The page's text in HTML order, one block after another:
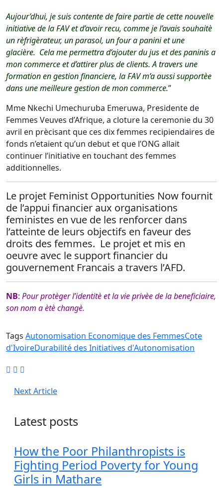
Aujour’dhui, je suis contente de faire partie de cette nouvelle
initiative de la FAV et d’avoir recu, comme je l’avais souhaitè
un rèfrigèrateur, un parasol, un four a panini et une
glacière. Cela me permettra d’ajouter du jus et des paninis a
mon commerce et d’attirer plus de clients. A travers une
formation en gestion financiere, la FAV m’a aussi supportèe
dans une meilleure gestion de mon commerce.”
Mme Nkechi Umechuruba Emeruwa, Presidente de
Femmes Veuves d’Afrique, a cloture la ceremonie du 30
avril en prècisant que ces dix femmes recipiendaires de
fonds n’etaient qu’un debut et que l’ONG allait
continuer l’initiative en touchant des femmes
additionnelles.
Le projet Feminist Opportunities Now fournit
de l’appui financier aux organisations
feministes en vue de les renforcer dans
l’atteinte de leurs objectifs en faveur des
droits des femmes. Le projet et mis en
oeuvre avec le support financier du
gouvernement Francais a travers l’AFD.
NB: Pour protèger l’identitè et la vie privèe de la beneficiaire,
son nom a ètè changè.
Tags Autonomisation Economique des FemmesCote
d'IvoireDurabilité des Initiatives d'Autonomisation
Next Article
Latest posts
How the Poor Philanthropists is
Fighting Period Poverty for Young
Girls in Mathare